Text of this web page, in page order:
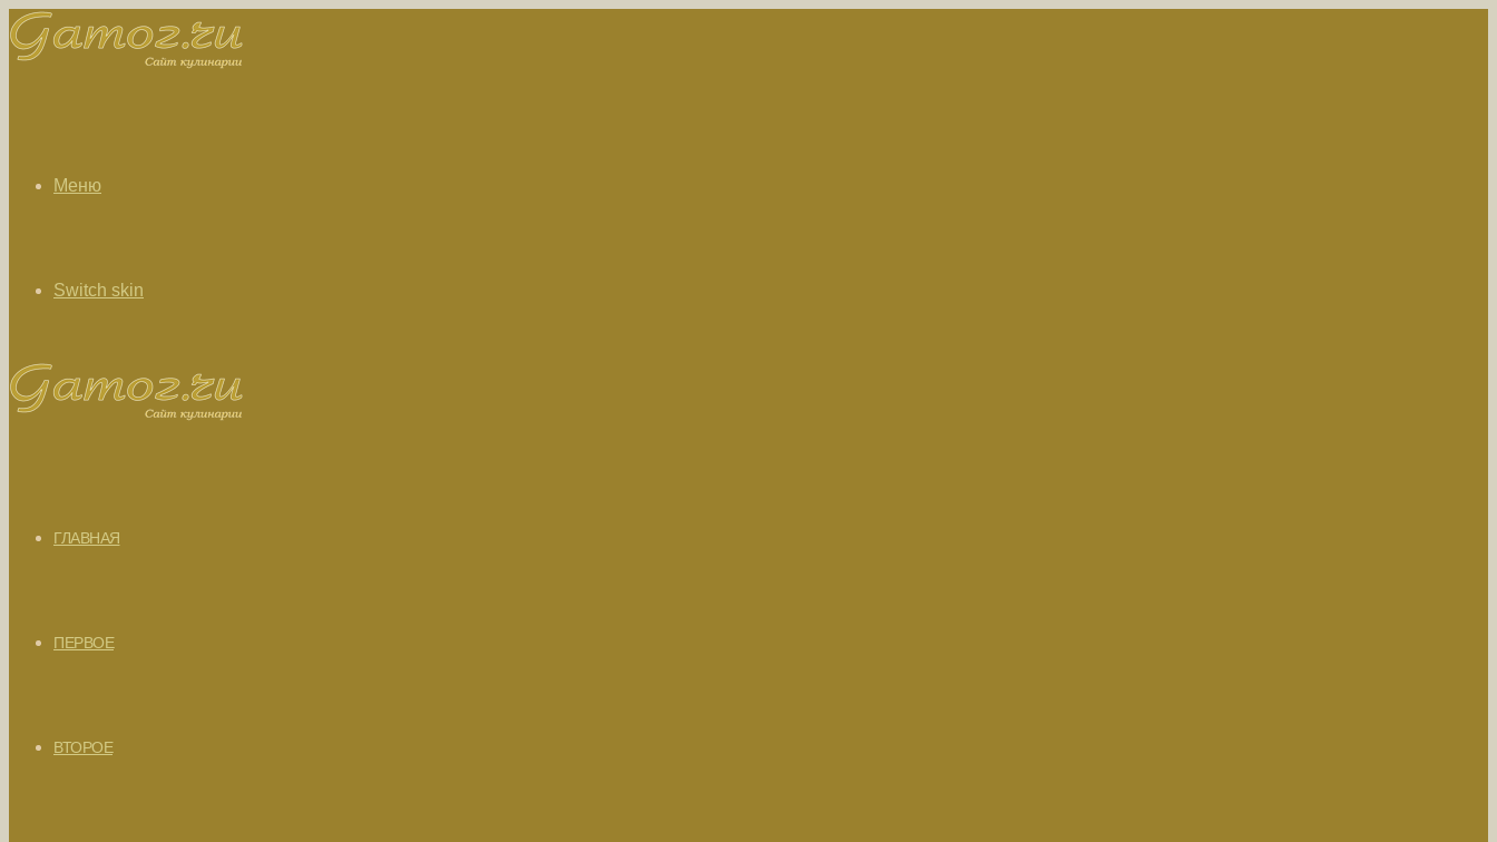
Меню
Switch skin
ГЛАВНАЯ
ПЕРВОЕ
ВТОРОЕ